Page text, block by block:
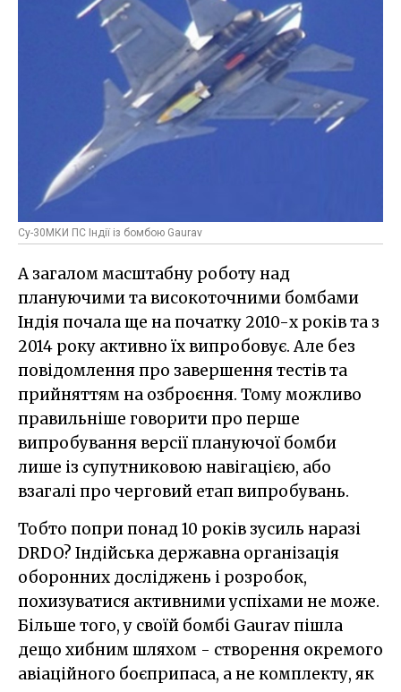
Су-30МКИ ПС Індії із бомбою Gaurav
А загалом масштабну роботу над
плануючими та високоточними бомбами
Індія почала ще на початку 2010-х років та з
2014 року активно їх випробовує. Але без
повідомлення про завершення тестів та
прийняттям на озброєння. Тому можливо
правильніше говорити про перше
випробування версії плануючої бомби
лише із супутниковою навігацією, або
взагалі про черговий етап випробувань.
Тобто попри понад 10 років зусиль наразі
DRDO? Індійська державна організація
оборонних досліджень і розробок,
похизуватися активними успіхами не може.
Більше того, у своїй бомбі Gaurav пішла
дещо хибним шляхом - створення окремого
авіаційного боєприпаса, а не комплекту, як